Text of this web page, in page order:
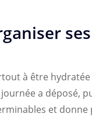
à être
a déposé,
et